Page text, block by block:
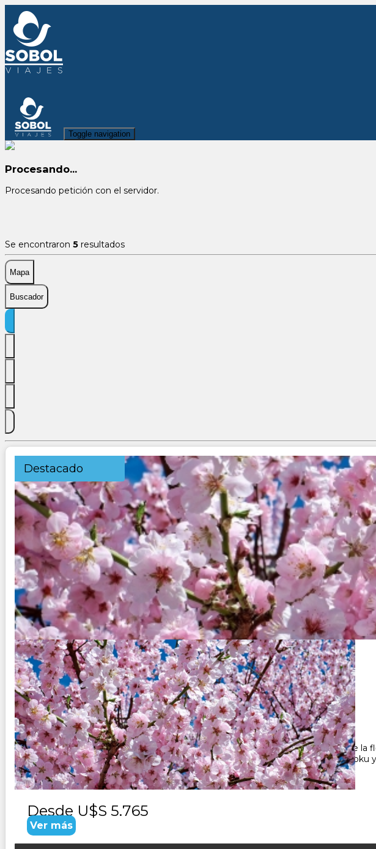
Toggle navigation
Procesando...
Procesando petición con el servidor.
Se encontraron 5 resultados
Mapa
Buscador
Destacado
JAPON COLORIDO 2027
Duración:
15Días 14Noches
Paquete Turistico de 15 dias 14 noches. ¡Descubran el Japón auténtico durante
(como Tokio, Kioto, Hiroshima y Osaka)con tesoros ocultos en las islas de Shikoku y
Desde U$S 5.765
Ver más